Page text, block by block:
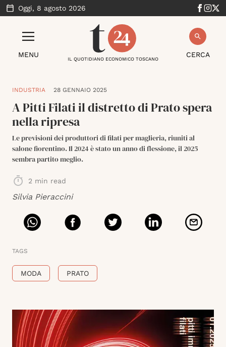
Oggi, 8 agosto 2026
MENU CERCA
IL QUOTIDIANO ECONOMICO TOSCANO
INDUSTRIA 28 GENNAIO 2025
A Pitti Filati il distretto di Prato spera
nella ripresa
Le previsioni dei produttori di filati per maglieria, riuniti al
salone fiorentino. Il 2024 è stato un anno di flessione, il 2025
sembra partito meglio.
2 min read
Silvia Pieraccini
TAGS
MODA PRATO